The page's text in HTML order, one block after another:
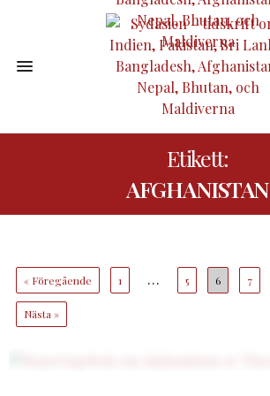
Etikett:
AFGHANISTAN
« Föregående 1 … 5 6 7
Nästa »